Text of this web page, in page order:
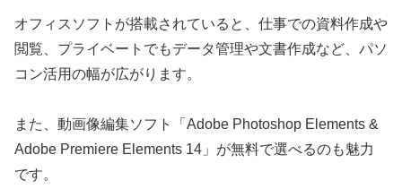
オフィスソフトが搭載されていると、仕事での資料作成や
閲覧、プライベートでもデータ管理や文書作成など、パソ
コン活用の幅が広がります。
また、動画像編集ソフト「Adobe Photoshop Elements &
Adobe Premiere Elements 14」が無料で選べるのも魅力
です。